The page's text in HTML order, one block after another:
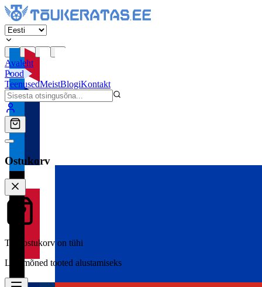
Avaleht
Pood
TeenusedMeistBlogiKontakt
Ostukorv
Teie ostukorv on tühi
Lisa mõned tooted alustamiseks